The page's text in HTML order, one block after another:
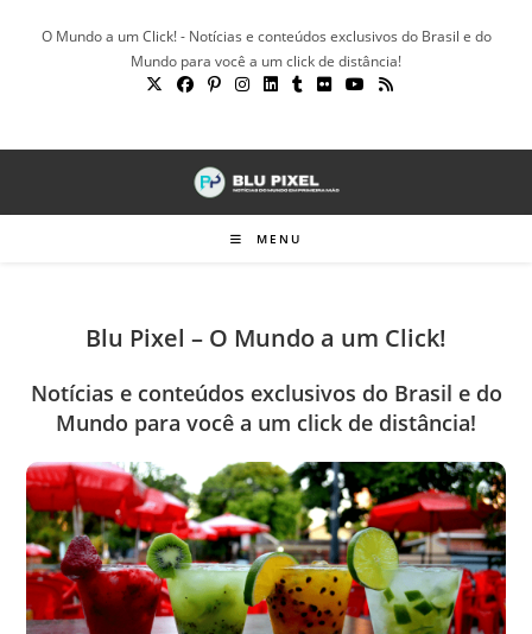
O Mundo a um Click! - Notícias e conteúdos exclusivos do Brasil e do
Mundo para você a um click de distância!
MENU
Blu Pixel – O Mundo a um Click!
Notícias e conteúdos exclusivos do Brasil e do
Mundo para você a um click de distância!